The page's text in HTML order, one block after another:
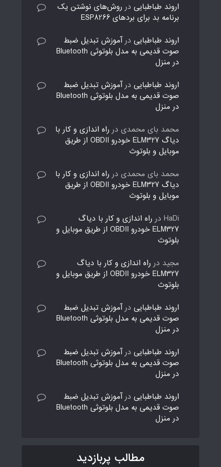
اروند طباطبایی در روش‌های نوشتن یک
برنامه بد برای بردهای ESP8266
اروند طباطبایی درآموزش تبدیل ضبط
صوت قدیمی به مدل بلوتوثی Bluetooth
در منزل
اروند طباطبایی درآموزش تبدیل ضبط
صوت قدیمی به مدل بلوتوثی Bluetooth
در منزل
محمد بای محمدی در راه اندازی و کار با
دیاگ ELM327 خودرو OBDII از طریق
موبایل و بلوتوث
محمد بای محمدی در راه اندازی و کار با
دیاگ ELM327 خودرو OBDII از طریق
موبایل و بلوتوث
HaDi در راه اندازی و کار با دیاگ
ELM327 خودرو OBDII از طریق موبایل و
بلوتوث
مجید در راه اندازی و کار با دیاگ
ELM327 خودرو OBDII از طریق موبایل و
بلوتوث
اروند طباطبایی درآموزش تبدیل ضبط
صوت قدیمی به مدل بلوتوثی Bluetooth
در منزل
اروند طباطبایی درآموزش تبدیل ضبط
صوت قدیمی به مدل بلوتوثی Bluetooth
در منزل
اروند طباطبایی درآموزش تبدیل ضبط
صوت قدیمی به مدل بلوتوثی Bluetooth
در منزل
مطالب پربازدید